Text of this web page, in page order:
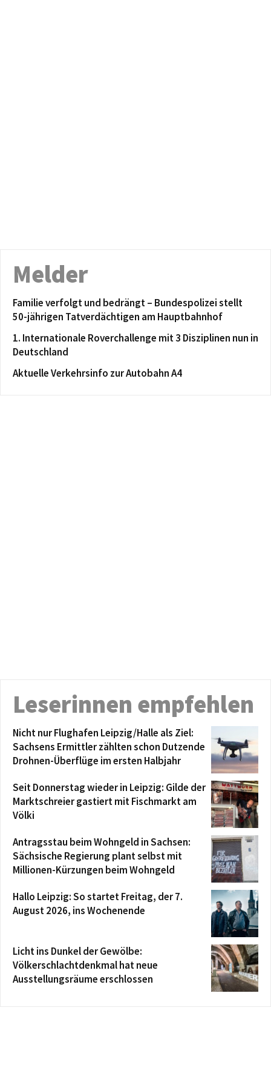
Melder
Familie verfolgt und bedrängt – Bundespolizei stellt
50-jährigen Tatverdächtigen am Hauptbahnhof
1. Internationale Roverchallenge mit 3 Disziplinen nun in
Deutschland
Aktuelle Verkehrsinfo zur Autobahn A4
Leserinnen empfehlen
Nicht nur Flughafen Leipzig/Halle als Ziel:
Sachsens Ermittler zählten schon Dutzende
Drohnen-Überflüge im ersten Halbjahr
Seit Donnerstag wieder in Leipzig: Gilde der
Marktschreier gastiert mit Fischmarkt am
Völki
Antragsstau beim Wohngeld in Sachsen:
Sächsische Regierung plant selbst mit
Millionen-Kürzungen beim Wohngeld
Hallo Leipzig: So startet Freitag, der 7.
August 2026, ins Wochenende
Licht ins Dunkel der Gewölbe:
Völkerschlachtdenkmal hat neue
Ausstellungsräume erschlossen